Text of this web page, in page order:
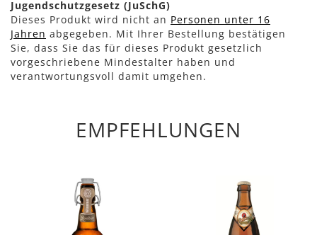
Jugendschutzgesetz (JuSchG)
Dieses Produkt wird nicht an Personen unter 16
Jahren abgegeben. Mit Ihrer Bestellung bestätigen
Sie, dass Sie das für dieses Produkt gesetzlich
vorgeschriebene Mindestalter haben und
verantwortungsvoll damit umgehen.
EMPFEHLUNGEN